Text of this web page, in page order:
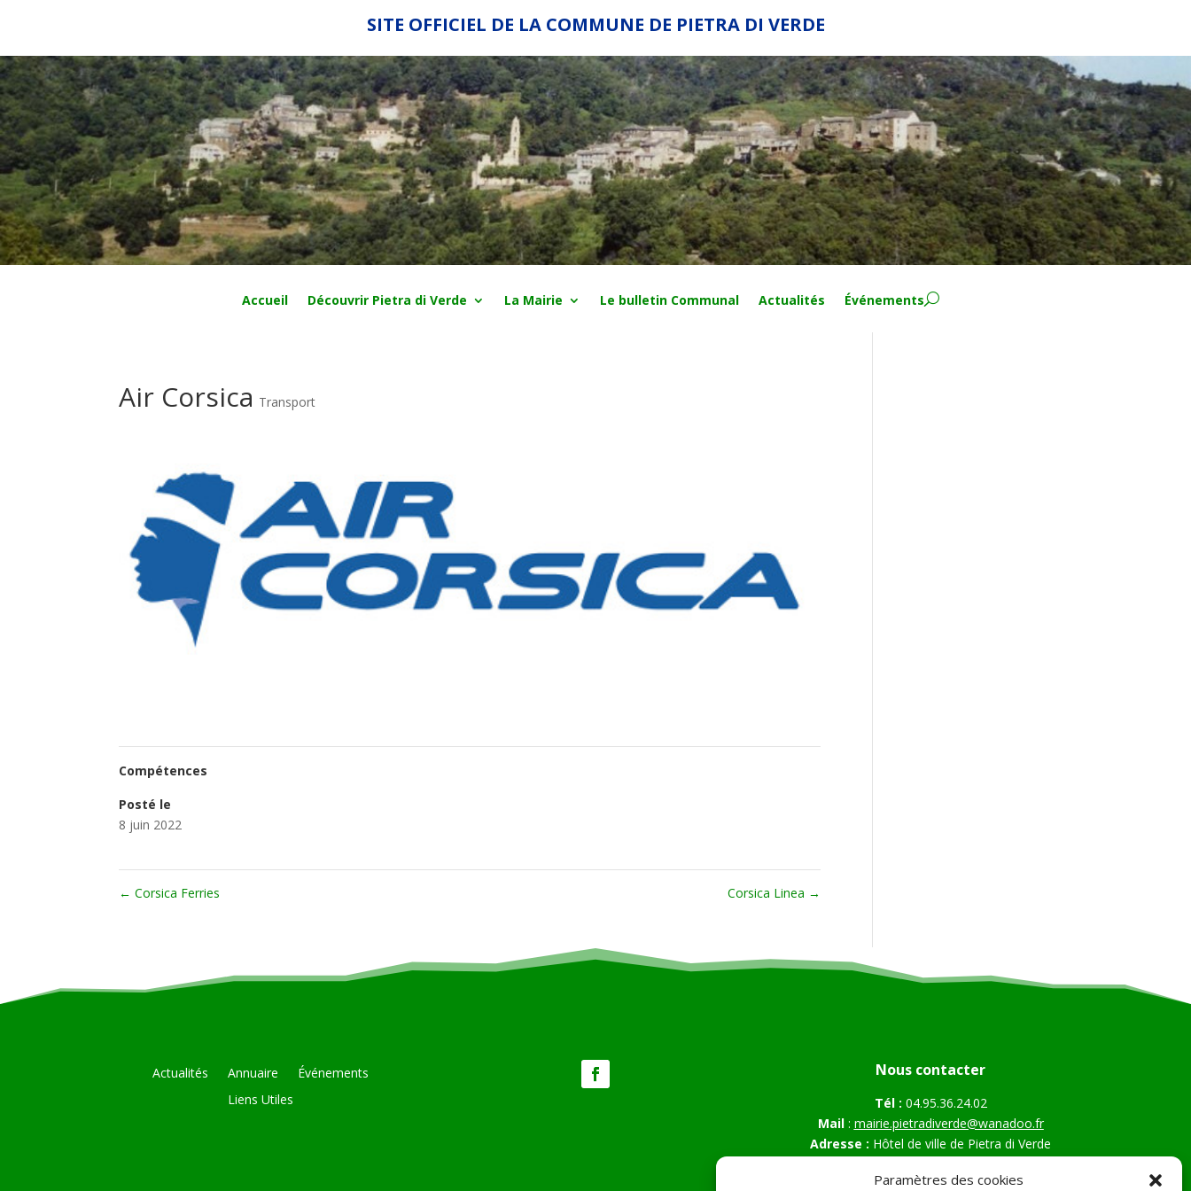
Paramètres des cookies
SITE OFFICIEL DE LA COMMUNE DE PIETRA DI VERDE
Accueil Découvrir Pietra di Verde La Mairie Le bulletin Communal Actualités Événements
Air Corsica Transport
Compétences
Posté le
8 juin 2022
← Corsica Ferries Corsica Linea →
Actualités Annuaire
Événements
Liens Utiles
Nous contacter
Tél : 04.95.36.24.02
Mail: mairie.pietradiverde@wanadoo.fr
Adresse : Hôtel de ville de Pietra di Verde
20230 Pietra di Verde